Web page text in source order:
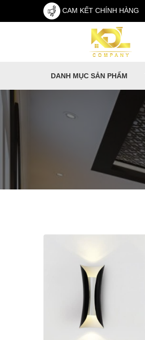
CAM KẾT CHÍNH HÀNG
DANH MỤC SẢN PHẨM